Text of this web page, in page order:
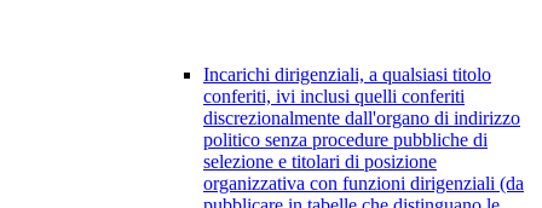
Incarichi dirigenziali, a qualsiasi titolo
conferiti, ivi inclusi quelli conferiti
discrezionalmente dall'organo di indirizzo
politico senza procedure pubbliche di
selezione e titolari di posizione
organizzativa con funzioni dirigenziali (da